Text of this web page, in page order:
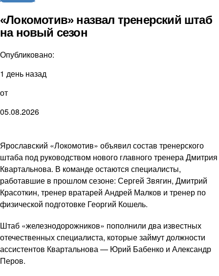
«Локомотив» назвал тренерский штаб
на новый сезон
Опубликовано:
1 день назад
от
05.08.2026
Ярославский «Локомотив» объявил состав тренерского
штаба под руководством нового главного тренера Дмитрия
Квартальнова. В команде остаются специалисты,
работавшие в прошлом сезоне: Сергей Звягин, Дмитрий
Красоткин, тренер вратарей Андрей Малков и тренер по
физической подготовке Георгий Кошель.
Штаб «железнодорожников» пополнили два известных
отечественных специалиста, которые займут должности
ассистентов Квартальнова — Юрий Бабенко и Александр
Перов.